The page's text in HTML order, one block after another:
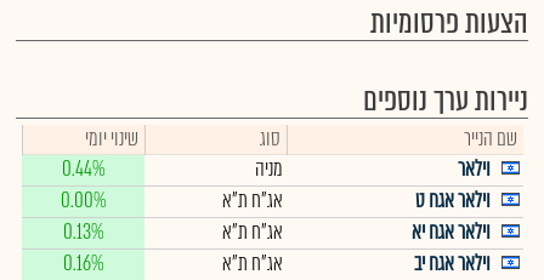
הצעות פרסומיות
ניירות ערך נוספים
שם הנייר סוג
שינוי יומי
וילאר
מניה
0.44%
וילאר אגח ט
אג"ח ת"א
0.00%
וילאר אגח יא
אג"ח ת"א
0.13%
וילאר אגח יב
אג"ח ת"א 0.16%